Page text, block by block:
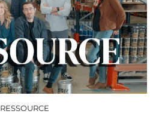
RESSOURCE